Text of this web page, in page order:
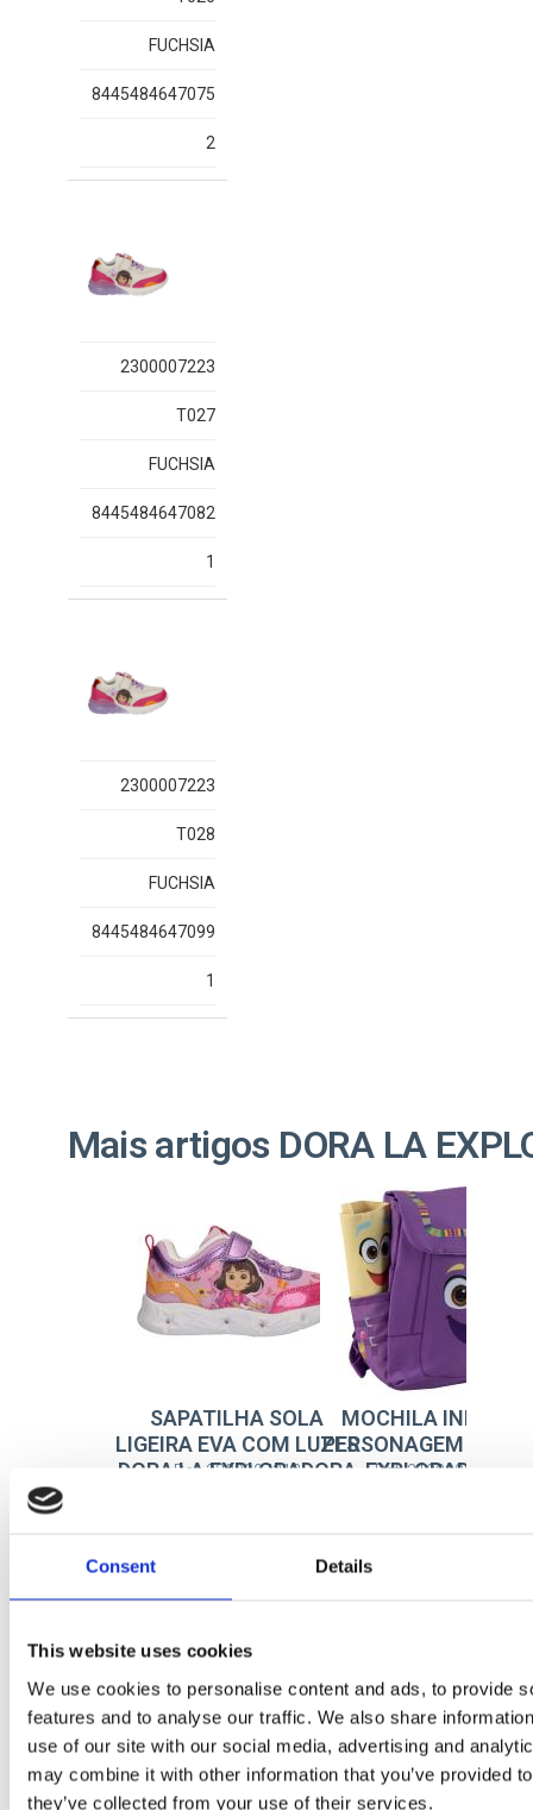
Consent Details
This website uses cookies
We use cookies to personalise content and ads, to provide
features and to analyse our traffic. We also share
use of our site with our social media, advertising and
may combine it with other information that you’ve provided
they’ve collected from your use of their services.
FUCHSIA
8445484647075
2
2300007223
T027
FUCHSIA
8445484647082
1
2300007223
T028
FUCHSIA
8445484647099
1
Mais artigos DORA LA
SAPATILHA SOLA
LIGEIRA EVA COM LUZES
DORA LA EXPLORADORA
Ref: 2300007213
MOCHILA
PERSONAGEM DORA
EXPLORADORA
Ref: 2100006540